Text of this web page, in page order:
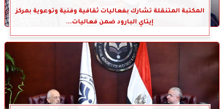
المكتبة المتنقلة تشارك بفعاليات ثقافية وفنية وتوعوية بمركز
إيتاي البارود ضمن فعاليات...